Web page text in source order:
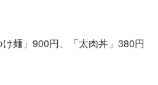
麺」900円、「太肉丼」380円